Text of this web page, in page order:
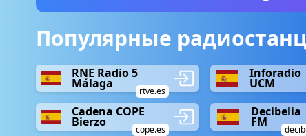
Популярные
RNE Radio 5
Málaga
rtve.es
Inforadio
UCM
Cadena COPE
Bierzo
cope.es
Decibelia
FM